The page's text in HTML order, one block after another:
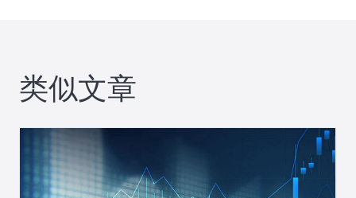
类似文章